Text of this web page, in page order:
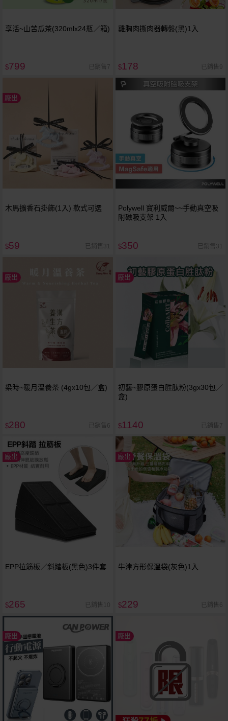
享活~山苦瓜茶(320mlx24瓶／箱)
$799 已銷售7
雞胸肉撕肉器轉盤(黑)1入
$178 已銷售9
廠出
木馬擴香石掛飾(1入) 款式可選
$59 已銷售31
Polywell 寶利威爾~~手動真空吸
附磁吸支架 1入
$350 已銷售31
廠出
梁時~暖月溫養茶 (4gx10包／盒)
$280 已銷售6
廠出
初藝~膠原蛋白胜肽粉(3gx30包／
盒)
$1140 已銷售7
廠出
EPP拉筋板／斜踏板(黑色)3件套
$265 已銷售10
廠出
牛津方形保溫袋(灰色)1入
$229 已銷售6
廠出 廠出